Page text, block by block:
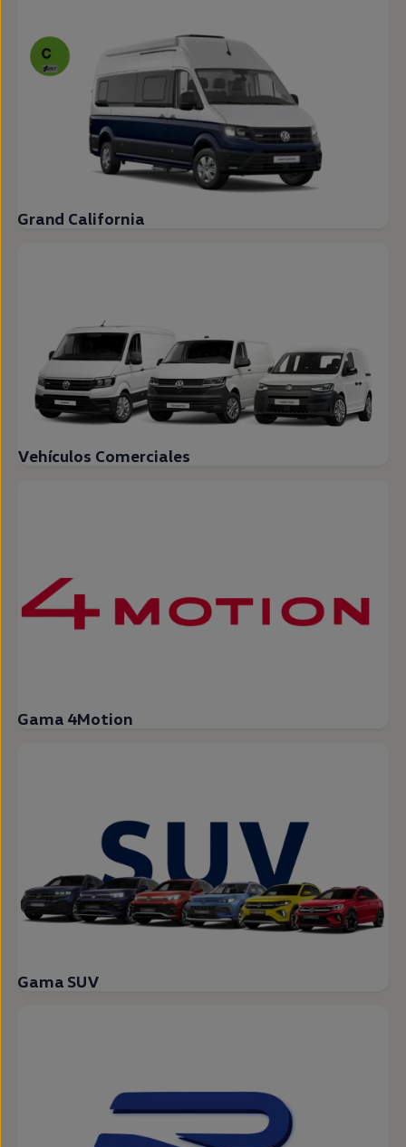
Grand California
Vehículos Comerciales
Gama 4Motion
Gama SUV